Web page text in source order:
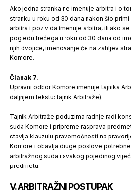
Ako jedna stranka ne imenuje arbitra i o
stranku u roku od 30 dana nakon što
arbitra i poziv da imenuje arbitra, ili ako
pogledu trećega u roku od 30 dana od
njih dvojice, imenovanje će na zahtjev
Komore.
Članak 7.
Upravni odbor Komore imenuje tajnika
daljnjem tekstu: tajnik Arbitraže).
Tajnik Arbitraže poduzima radnje radi
suda Komore i pripreme rasprava
stavlja klauzulu pravomoćnosti na
Komore i obavlja druge poslove
arbitražnog suda i svakog pojedinog
predmetu.
V. ARBITRAŽNI POSTUPAK